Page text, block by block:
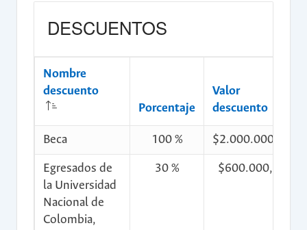
DESCUENTOS
Nombre
descuento
Porcentaje
Valor
descuento
Beca 100 % $2.000.000,00
Egresados de
la Universidad
Nacional de
Colombia,
30 % $600.000,00